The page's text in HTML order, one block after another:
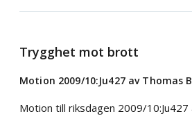
Trygghet mot brott
Motion 2009/10:Ju427 av Thomas
Motion till riksdagen 2009/